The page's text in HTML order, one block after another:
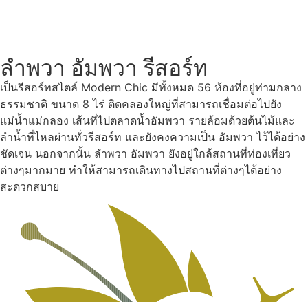
ลำพวา อัมพวา รีสอร์ท
เป็นรีสอร์ทสไตล์ Modern Chic มีทั้งหมด 56 ห้องที่อยู่ท่ามกลาง
ธรรมชาติ ขนาด 8 ไร่ ติดคลองใหญ่ที่สามารถเชื่อมต่อไปยัง
แม่น้ำแม่กลอง เส้นที่ไปตลาดน้ำอัมพวา รายล้อมด้วยต้นไม้และ
ลำน้ำที่ไหลผ่านทั่วรีสอร์ท และยังคงความเป็น อัมพวา ไว้ได้อย่าง
ชัดเจน นอกจากนั้น ลำพวา อัมพวา ยังอยู่ใกล้สถานที่ท่องเที่ยว
ต่างๆมากมาย ทำให้สามารถเดินทางไปสถานที่ต่างๆได้อย่าง
สะดวกสบาย